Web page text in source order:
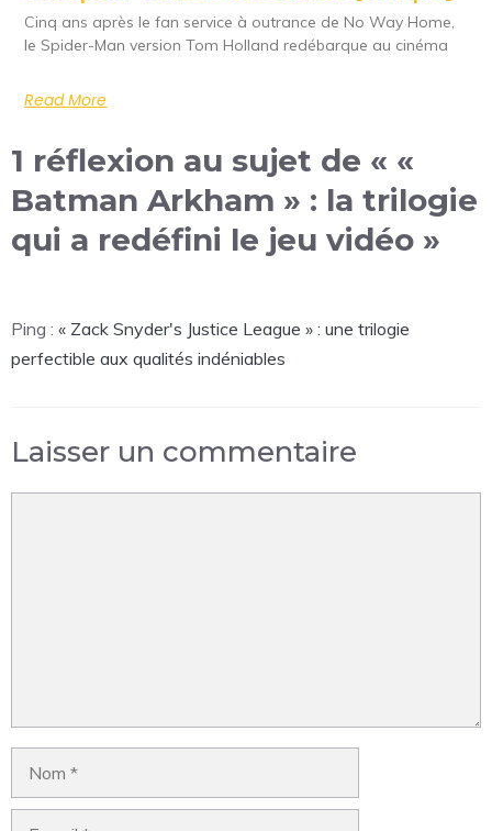
Cinq ans après le fan service à outrance de No Way Home,
le Spider-Man version Tom Holland redébarque au cinéma
Read More
1 réflexion au sujet de « «
Batman Arkham » : la trilogie
qui a redéfini le jeu vidéo »
Ping : « Zack Snyder's Justice League » : une trilogie
perfectible aux qualités indéniables
Laisser un commentaire